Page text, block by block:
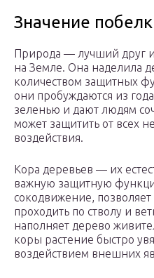
Значение
Природа — лучший друг и
на Земле. Она наделила
количеством защитных
они пробуждаются из
зеленью и дают людям
может защитить от всех
воздействия.
Кора деревьев — их
важную защитную
сокодвижение,
проходить по стволу и
наполняет дерево
коры растение быстро
воздействием внешних